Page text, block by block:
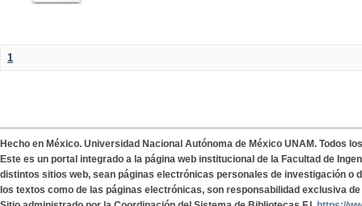
1
Hecho en México. Universidad Nacional Autónoma de México UNAM. Todos
Este es un portal integrado a la página web institucional de la Facultad de
distintos sitios web, sean páginas electrónicas personales de investigación o
los textos como de las páginas electrónicas, son responsabilidad exclusiva